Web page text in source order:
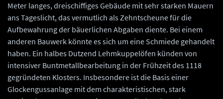
Meter langes, dreischiffiges Gebäude mit sehr starken Mauern
ans Tageslicht, das vermutlich als Zehntscheune für die
Aufbewahrung der bäuerlichen Abgaben diente. Bei einem
anderen Bauwerk könnte es sich um eine Schmiede gehandelt
haben. Ein halbes Dutzend Lehmkuppelöfen künden von
intensiver Buntmetallbearbeitung in der Frühzeit des 1118
gegründeten Klosters. Insbesondere ist die Basis einer
Glockengussanlage mit dem charakteristischen, stark